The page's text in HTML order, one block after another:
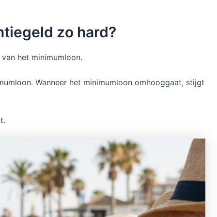
zo hard?
het minimumloon.
Wanneer het minimumloon omhooggaat, stijgt